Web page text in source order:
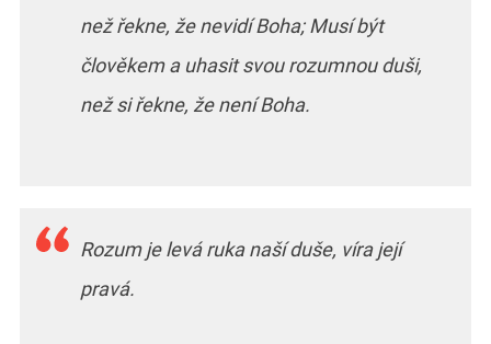
než řekne, že nevidí Boha; Musí být
člověkem a uhasit svou rozumnou duši,
než si řekne, že není Boha.
Rozum je levá ruka naší duše, víra její
pravá.